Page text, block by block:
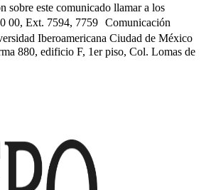
sobre este comunicado llamar a los
00, Ext. 7594, 7759 Comunicación
Iberoamericana Ciudad de México
880, edificio F, 1er piso, Col. Lomas de